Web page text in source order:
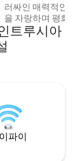
러싸인 매력적인
을 자랑하며 평화
니다. 로드니 베이
피전 포인트 비치
과 편리함을 모두
장소입니다.
트루시아
파이